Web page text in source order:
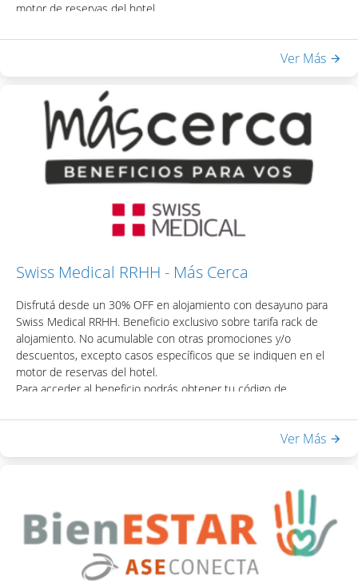
motor de reservas del hotel.
descuento visitando la página web del programa:
- Desayuno Buffet
- Acceso a Equilibrium Spa & Health: piscina interna climatizada,
sauna seco, ducha escocesa
- WiFi en habitaciones y áreas públicas
colocando el mismo en la casilla de "Código Promocional" del
motor de reservas del hotel.
Ver Más
Swiss Medical RRHH - Más Cerca
Disfrutá desde un 30% OFF en alojamiento con desayuno para
Swiss Medical RRHH. Beneficio exclusivo sobre tarifa rack de
alojamiento. No acumulable con otras promociones y/o
descuentos, excepto casos específicos que se indiquen en el
motor de reservas del hotel.
Para acceder al beneficio podrás obtener tu código de
contraseña: https://mascerca.com.ar/
- Acceso a Equilibrium Spa & Health: piscina interna climatizada,
sauna seco, ducha escocesa
- WiFi en habitaciones y áreas públicas
Una vez obtenido el código, podrás acceder el descuento
Ver Más